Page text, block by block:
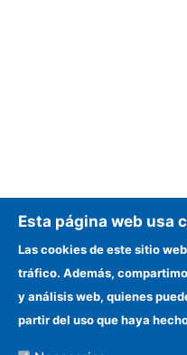
Esta página web usa
Las cookies de este sitio
tráfico. Además,
y análisis web, quienes
partir del uso que haya